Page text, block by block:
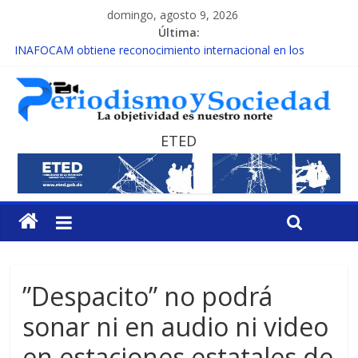
domingo, agosto 9, 2026
Última:
INAFOCAM obtiene reconocimiento internacional en los
15 de febrero de cada año es Día Nacional de la lucha contra el
cáncer infantil
EL ENFOQUE UNILATERAL DE LA COALICIÓN
MESCyT y Universidad Albizu apoyarán rehabilitación de
reclusos
MESCyT presenta calendario de Consulta Nacional por la
Educación
ETED
”Despacito” no podrá
sonar ni en audio ni video